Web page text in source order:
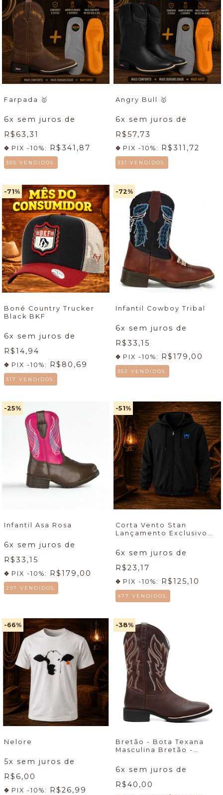
Farpada 🥇
6x sem juros de
R$63,31
PIX -10%: R$341,87
305 VENDIDOS.
Angry Bull 🥇
6x sem juros de
R$57,73
PIX -10%: R$311,72
331 VENDIDOS.
-71%
Boné Country Trucker
Black BKF
6x sem juros de
R$14,94
PIX -10%: R$80,69
317 VENDIDOS.
-72%
Infantil Cowboy Tribal
6x sem juros de
R$33,15
PIX -10%: R$179,00
352 VENDIDOS.
-25%
Infantil Asa Rosa
6x sem juros de
R$33,15
PIX -10%: R$179,00
297 VENDIDOS.
-51%
Corta Vento Stan
Lançamento Exclusivo
6x sem juros de
R$23,17
PIX -10%: R$125,10
477 VENDIDOS.
-66%
Nelore
5x sem juros de
R$6,00
PIX -10%: R$26,99
-38%
Bretão - Bota Texana
Masculina Bretão -
Cueca
6x sem juros de
R$40,00